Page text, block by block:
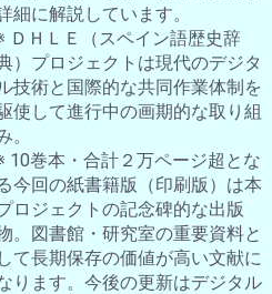
細に解説しています。
ＤＨＬＥ（スペイン語歴史辞
）プロジェクトは現代のデジタ
技術と国際的な共同作業体制を
使して進行中の画期的な取り組
。
10巻本・合計２万ページ超とな
今回の紙書籍版（印刷版）は本
ロジェクトの記念碑的な出版
。図書館・研究室の重要資料と
して長期保存の価値が高い文献に
ります。今後の更新はデジタル